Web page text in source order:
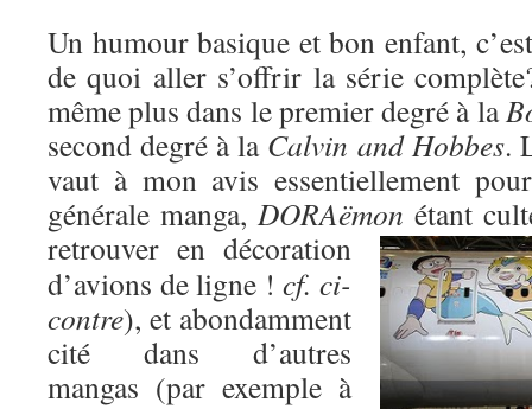
Un humour basique et bon enfant,
de quoi aller s’offrir la série
même plus dans le premier degré à la
second degré à la Calvin and Hobbes.
vaut à mon avis essentiellement
générale manga, DORAëmon étant
retrouver en décoration
d’avions de ligne !cf. ci-
contre), et abondamment
cité dans d’autres
mangas (par exemple à